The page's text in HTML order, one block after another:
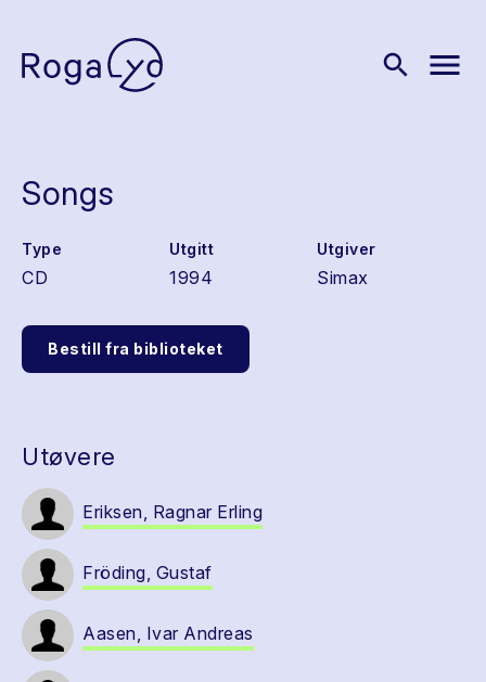
search menu
Songs
Type
CD
Utgitt
1994
Utgiver
Simax
Bestill fra biblioteket
Utøvere
Eriksen, Ragnar Erling
Fröding, Gustaf
Aasen, Ivar Andreas